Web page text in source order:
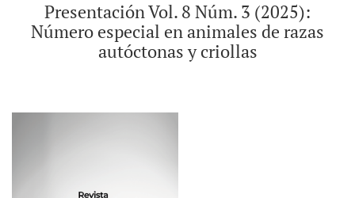
Presentación Vol. 8 Núm. 3 (2025):
Número especial en animales de razas
autóctonas y criollas